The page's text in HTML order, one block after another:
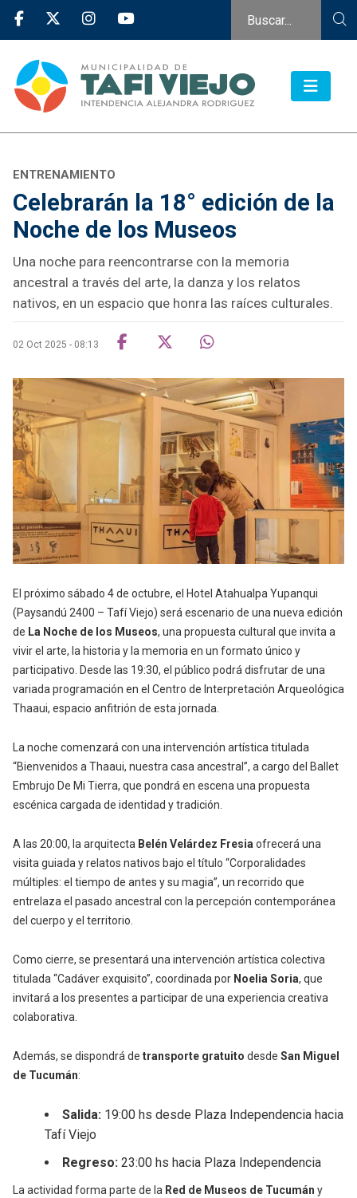
ENTRENAMIENTO
Celebrarán la 18° edición de la
Noche de los Museos
Una noche para reencontrarse con la memoria
ancestral a través del arte, la danza y los relatos
nativos, en un espacio que honra las raíces culturales.
02 Oct 2025 - 08:13
El próximo sábado 4 de octubre, el Hotel Atahualpa Yupanqui
(Paysandú 2400 – Tafí Viejo) será escenario de una nueva edición
de La Noche de los Museos, una propuesta cultural que invita a
vivir el arte, la historia y la memoria en un formato único y
participativo. Desde las 19:30, el público podrá disfrutar de una
variada programación en el Centro de Interpretación Arqueológica
Thaaui, espacio anfitrión de esta jornada.
La noche comenzará con unaintervención artística titulada
“Bienvenidos a Thaaui, nuestra casa ancestral”, a cargo del Ballet
Embrujo De Mi Tierra, que pondrá en escena una propuesta
escénica cargada de identidad y tradición.
A las 20:00, la arquitecta Belén Velárdez Fresiaofrecerá una
visita guiada y relatos nativos bajo el título “Corporalidades
múltiples: el tiempo de antes y su magia”, un recorrido que
entrelaza el pasado ancestral con la percepción contemporánea
del cuerpo y el territorio.
Como cierre, se presentará unaintervención artística colectiva
titulada “Cadáver exquisito”, coordinada por Noelia Soria, que
invitará a los presentes a participar de una experiencia creativa
colaborativa.
Además, se dispondrá de transporte gratuito desde San Miguel
de Tucumán:
Salida: 19:00 hs desde Plaza Independencia hacia
Tafí Viejo
Regreso: 23:00 hs hacia Plaza Independencia
La actividad forma parte de la Red de Museos de Tucumán y